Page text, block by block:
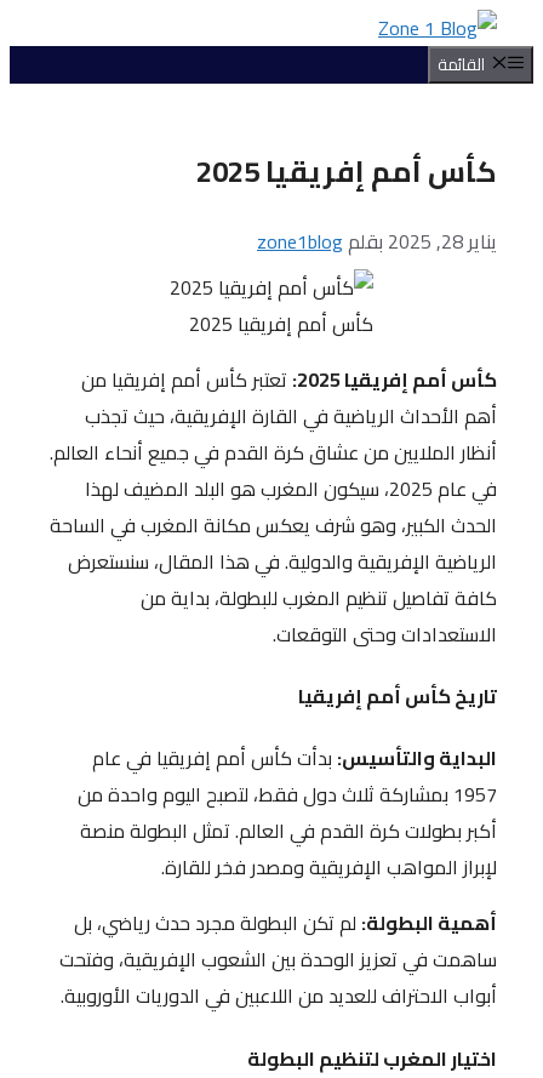
القائمة
كأس أمم إفريقيا 2025
بقلم zone1blog
كأس أمم إفريقيا 2025
كأس أمم إفريقيا 2025:
تعتبر كأس أمم إفريقيا من
أهم الأحداث الرياضية في القارة الإفريقية، حيث تجذب
أنظار الملايين من عشاق كرة القدم في جميع أنحاء العالم.
في عام 2025، سيكون المغرب هو البلد المضيف لهذا
الحدث الكبير، وهو شرف يعكس مكانة المغرب في الساحة
الرياضية الإفريقية والدولية. في هذا المقال، سنستعرض
كافة تفاصيل تنظيم المغرب للبطولة، بداية من
الاستعدادات وحتى التوقعات.
تاريخ كأس أمم إفريقيا
البداية والتأسيس:بدأت كأس أمم إفريقيا في عام
1957 بمشاركة ثلاث دول فقط، لتصبح اليوم واحدة من
أكبر بطولات كرة القدم في العالم. تمثل البطولة منصة
لإبراز المواهب الإفريقية ومصدر فخر للقارة.
أهمية البطولة:لم تكن البطولة مجرد حدث رياضي، بل
ساهمت في تعزيز الوحدة بين الشعوب الإفريقية، وفتحت
أبواب الاحتراف للعديد من اللاعبين في الدوريات الأوروبية.
اختيار المغرب لتنظيم البطولة